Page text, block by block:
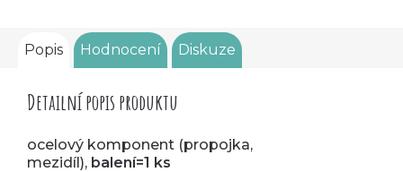
Popis Hodnocení Diskuze
Detailní popis produktu
ocelový komponent (propojka,
mezidíl), balení=1 ks